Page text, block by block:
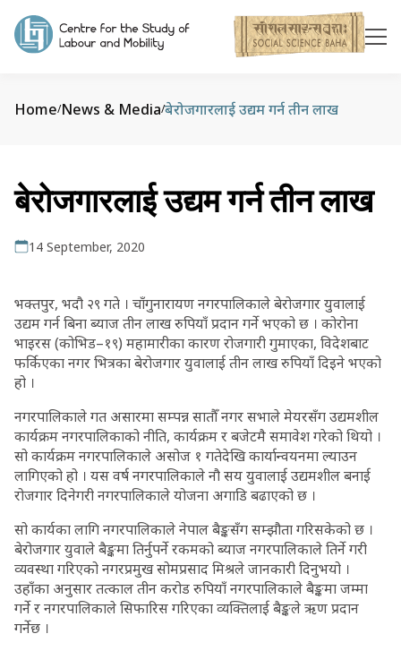
Home/News & Media/बेरोजगारलाई उद्यम गर्न तीन लाख
बेरोजगारलाई उद्यम गर्न तीन लाख
14 September, 2020
भक्तपुर, भदौ २९ गते । चाँगुनारायण नगरपालिकाले बेरोजगार युवालाई
उद्यम गर्न बिना ब्याज तीन लाख रुपियाँ प्रदान गर्ने भएको छ । कोरोना
भाइरस (कोभिड–१९) महामारीका कारण रोजगारी गुमाएका, विदेशबाट
फर्किएका नगर भित्रका बेरोजगार युवालाई तीन लाख रुपियाँ दिइने भएको
हो ।
नगरपालिकाले गत असारमा सम्पन्न सातौँ नगर सभाले मेयरसँग उद्यमशील
कार्यक्रम नगरपालिकाको नीति, कार्यक्रम र बजेटमै समावेश गरेको थियो ।
सो कार्यक्रम नगरपालिकाले असोज १ गतेदेखि कार्यान्वयनमा ल्याउन
लागिएको हो । यस वर्ष नगरपालिकाले नौ सय युवालाई उद्यमशील बनाई
रोजगार दिनेगरी नगरपालिकाले योजना अगाडि बढाएको छ ।
सो कार्यका लागि नगरपालिकाले नेपाल बैङ्कसँग सम्झौता गरिसकेको छ ।
बेरोजगार युवाले बैङ्कमा तिर्नुपर्ने रकमको ब्याज नगरपालिकाले तिर्ने गरी
व्यवस्था गरिएको नगरप्रमुख सोमप्रसाद मिश्रले जानकारी दिनुभयो ।
उहाँका अनुसार तत्काल तीन करोड रुपियाँ नगरपालिकाले बैङ्कमा जम्मा
गर्ने र नगरपालिकाले सिफारिस गरिएका व्यक्तिलाई बैङ्कले ऋण प्रदान
गर्नेछ ।